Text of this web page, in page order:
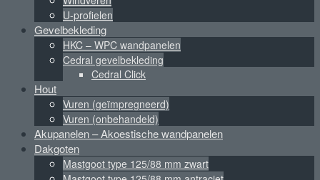
U-profielen
Gevelbekleding
HKC – WPC wandpanelen
Cedral gevelbekleding
Cedral Click
Hout
Vuren (geïmpregneerd)
Vuren (onbehandeld)
Akupanelen – Akoestische wandpanelen
Dakgoten
Mastgoot type 125/88 mm zwart